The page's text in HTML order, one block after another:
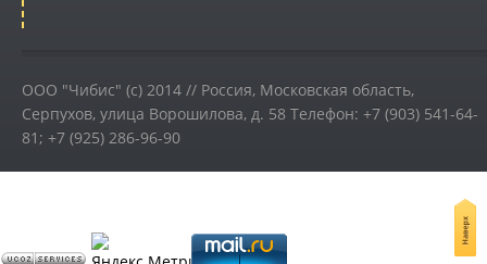
ООО "Чибис" (c) 2014 // Россия, Московская область,
Серпухов, улица Ворошилова, д. 58 Телефон: +7 (903) 541-64-
81; +7 (925) 286-96-90